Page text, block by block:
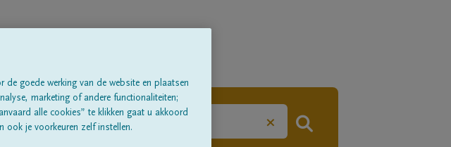
×
goede werking van de website en plaatsen
marketing of andere functionaliteiten;
alle cookies” te klikken gaat u akkoord
ook je voorkeuren zelf instellen.